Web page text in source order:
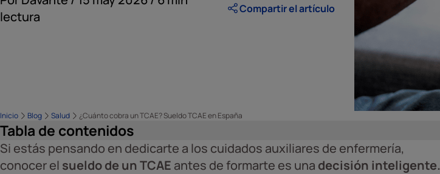
lectura
Compartir el artículo
Inicio Blog Salud ¿Cuánto cobra un TCAE? Sueldo TCAE en España
Tabla de contenidos
Si estás pensando en dedicarte a los cuidados auxiliares de enfermería,
conocer el sueldo de un TCAE antes de formarte es una decisión inteligente.